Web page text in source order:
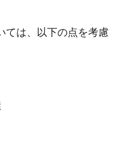
ては、以下の点を考慮